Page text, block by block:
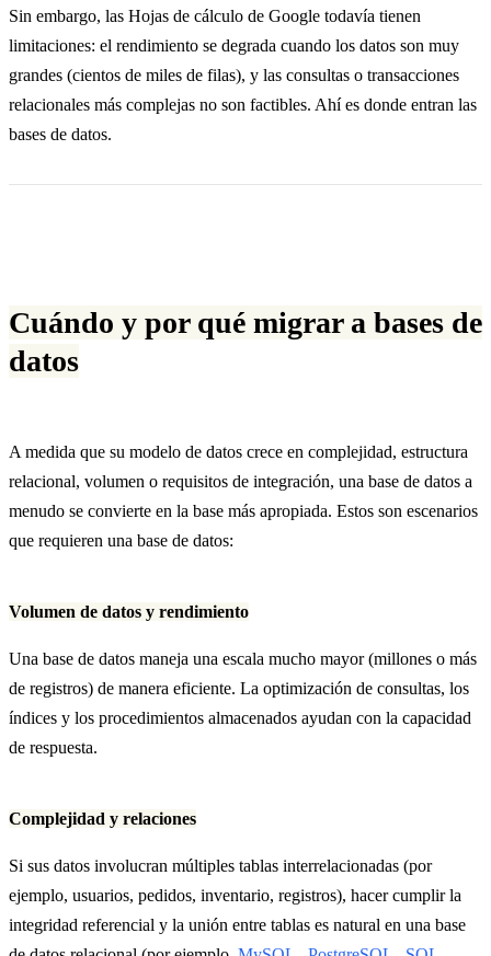
Sin embargo, las Hojas de cálculo de Google todavía tienen
limitaciones: el rendimiento se degrada cuando los datos son muy
grandes (cientos de miles de filas), y las consultas o transacciones
relacionales más complejas no son factibles. Ahí es donde entran las
bases de datos.
Cuándo y por qué migrar a bases de
datos
A medida que su modelo de datos crece en complejidad, estructura
relacional, volumen o requisitos de integración, una base de datos a
menudo se convierte en la base más apropiada. Estos son escenarios
que requieren una base de datos:
Volumen de datos y rendimiento
Una base de datos maneja una escala mucho mayor (millones o más
de registros) de manera eficiente. La optimización de consultas, los
índices y los procedimientos almacenados ayudan con la capacidad
de respuesta.
Complejidad y relaciones
Si sus datos involucran múltiples tablas interrelacionadas (por
ejemplo, usuarios, pedidos, inventario, registros), hacer cumplir la
integridad referencial y la unión entre tablas es natural en una base